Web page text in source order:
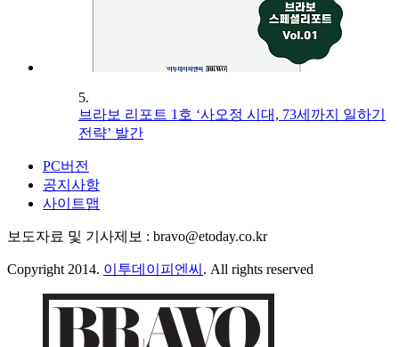
5.
브라보 리포트 1호 ‘사오정 시대, 73세까지 일하기
전략’ 발간
PC버전
공지사항
사이트맵
보도자료 및 기사제보 : bravo@etoday.co.kr
Copyright 2014. 이투데이피엔씨 . All rights reserved